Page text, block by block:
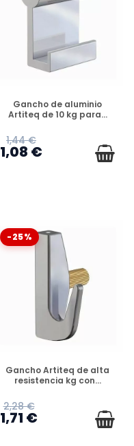
DISPONIBLE
Gancho de aluminio
Artiteq de 10 kg para...
1,44 €
1,08 €
-25%
DISPONIBLE
Gancho Artiteq de alta
resistencia kg con...
2,28 €
1,71 €